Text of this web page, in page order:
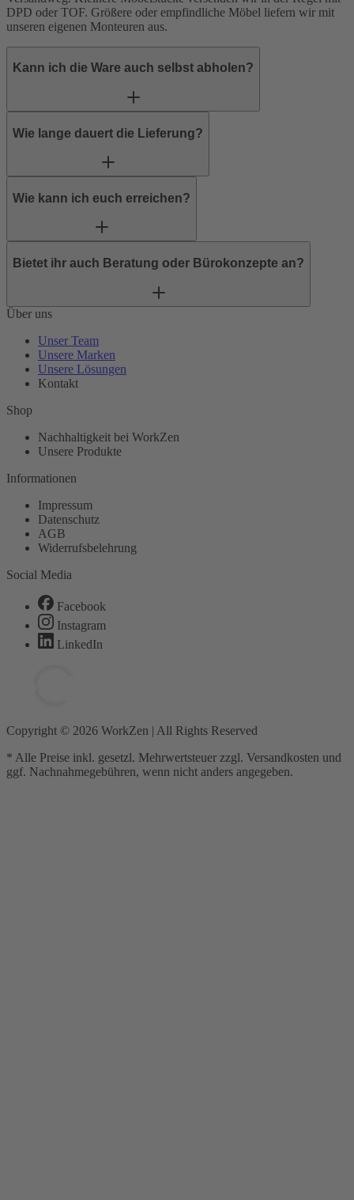
DPD oder TOF. Größere oder empfindliche Möbel liefern wir mit
unseren eigenen Monteuren aus.
Kann ich die Ware auch selbst abholen?
Wie lange dauert die Lieferung?
Wie kann ich euch erreichen?
Bietet ihr auch Beratung oder Bürokonzepte an?
Über uns
Unser Team
Unsere Marken
Unsere Lösungen
Kontakt
Shop
Nachhaltigkeit bei WorkZen
Unsere Produkte
Informationen
Impressum
Datenschutz
AGB
Widerrufsbelehrung
Social Media
Facebook
Instagram
LinkedIn
Copyright © 2026 WorkZen | All Rights Reserved
* Alle Preise inkl. gesetzl. Mehrwertsteuer zzgl. Versandkosten und
ggf. Nachnahmegebühren, wenn nicht anders angegeben.